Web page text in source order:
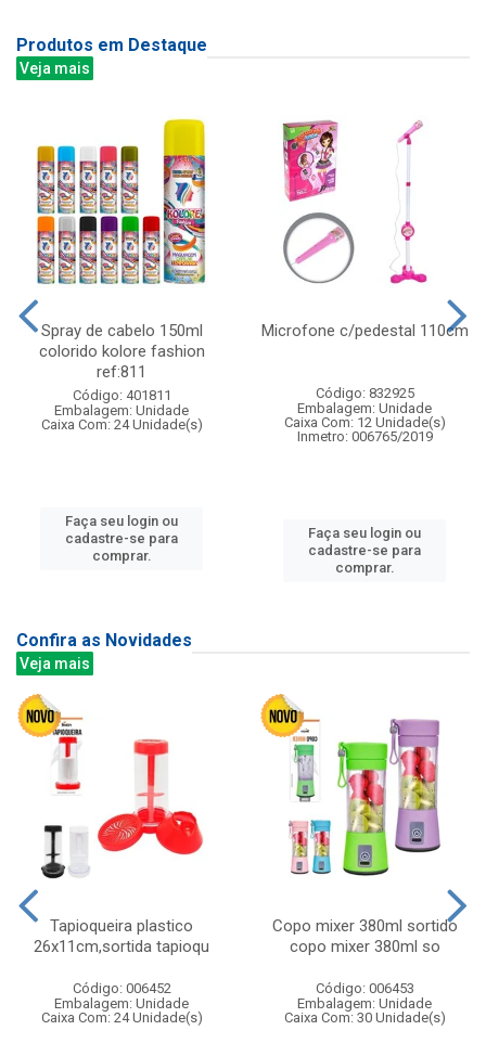
Produtos em Destaque
Veja mais
Spray de cabelo 150ml
colorido kolore fashion
ref:811
Código: 401811
Embalagem: Unidade
Caixa Com: 24 Unidade(s)
Faça seu login ou
cadastre-se para
comprar.
Microfone c/pedestal 110cm
Código: 832925
Embalagem: Unidade
Caixa Com: 12 Unidade(s)
Inmetro: 006765/2019
Faça seu login ou
cadastre-se para
comprar.
Confira as Novidades
Veja mais
Tapioqueira plastico
26x11cm,sortida tapioqu
Código: 006452
Embalagem: Unidade
Caixa Com: 24 Unidade(s)
Copo mixer 380ml sortido
copo mixer 380ml so
Código: 006453
Embalagem: Unidade
Caixa Com: 30 Unidade(s)